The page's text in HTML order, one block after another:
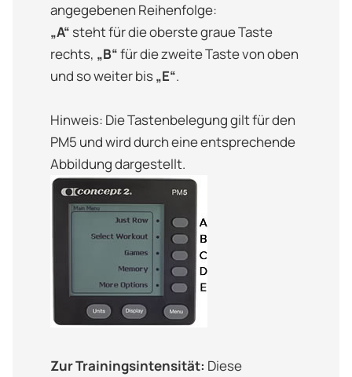
angegebenen Reihenfolge:
„A“ steht für die oberste graue Taste
rechts, „B“für die zweite Taste von oben
und so weiter bis„E“.
Hinweis: Die Tastenbelegung gilt für den
PM5 und wird durch eine entsprechende
Abbildung dargestellt.
Zur Trainingsintensität: Diese